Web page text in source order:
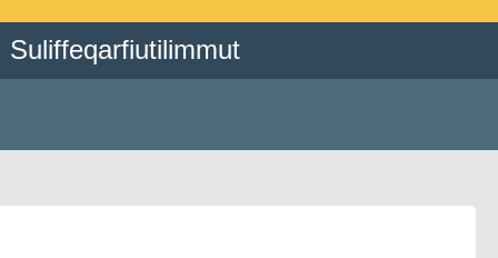
Suliffeqarfiutilimmut